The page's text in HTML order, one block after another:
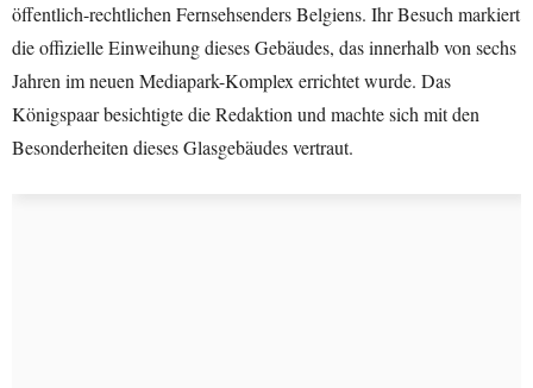
öffentlich-rechtlichen Fernsehsenders Belgiens. Ihr Besuch markiert
die offizielle Einweihung dieses Gebäudes, das innerhalb von sechs
Jahren im neuen Mediapark-Komplex errichtet wurde. Das
Königspaar besichtigte die Redaktion und machte sich mit den
Besonderheiten dieses Glasgebäudes vertraut.